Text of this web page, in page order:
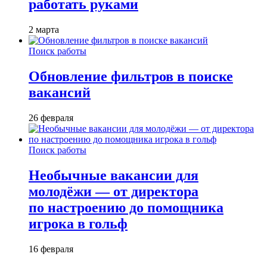
работать руками
2 марта
Поиск работы
Обновление фильтров в поиске
вакансий
26 февраля
Поиск работы
Необычные вакансии для
молодёжи — от директора
по настроению до помощника
игрока в гольф
16 февраля